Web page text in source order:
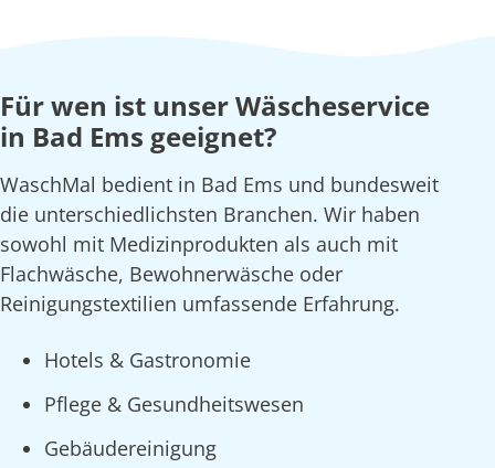
Für wen ist unser Wäscheservice
in Bad Ems geeignet?
WaschMal bedient in Bad Ems und bundesweit
die unterschiedlichsten Branchen. Wir haben
sowohl mit Medizinprodukten als auch mit
Flachwäsche, Bewohnerwäsche oder
Reinigungstextilien umfassende Erfahrung.
Hotels & Gastronomie
Pflege & Gesundheitswesen
Gebäudereinigung